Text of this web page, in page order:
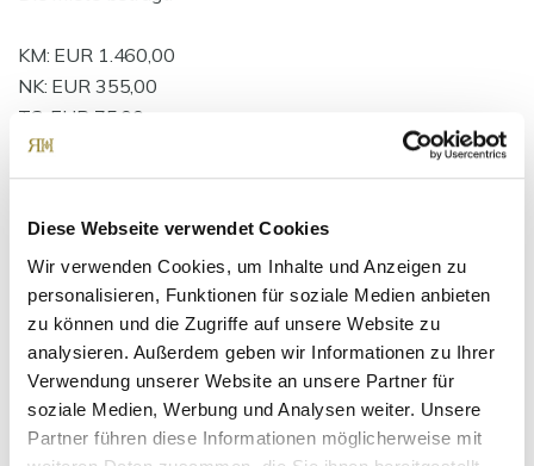
Diese Webseite verwendet Cookies
Wir verwenden Cookies, um Inhalte und Anzeigen zu
personalisieren, Funktionen für soziale Medien anbieten
zu können und die Zugriffe auf unsere Website zu
analysieren. Außerdem geben wir Informationen zu Ihrer
Verwendung unserer Website an unsere Partner für
soziale Medien, Werbung und Analysen weiter. Unsere
Partner führen diese Informationen möglicherweise mit
KM: EUR 1.460,00
NK: EUR 355,00
TG: EUR 75,00
Gesamt EUR 1.890,00
Die Kaution beträgt 3 Nettomieten (4.764,00 EUR)
Ansprechpartner